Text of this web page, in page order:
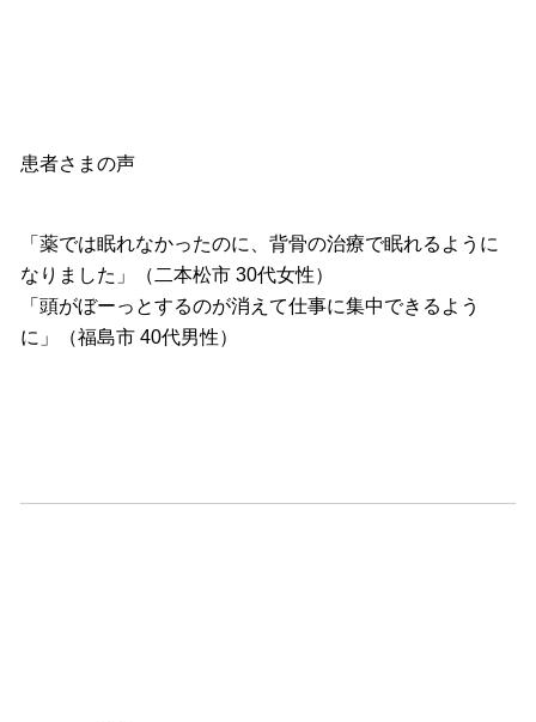
患者さまの声
「薬では眠れなかったのに、 背骨の治療で眠れるように
なりました」（二本松市 30代女性）
「頭がぼーっとするのが消えて仕事に集中できるよう
に」（福島市 40代男性）